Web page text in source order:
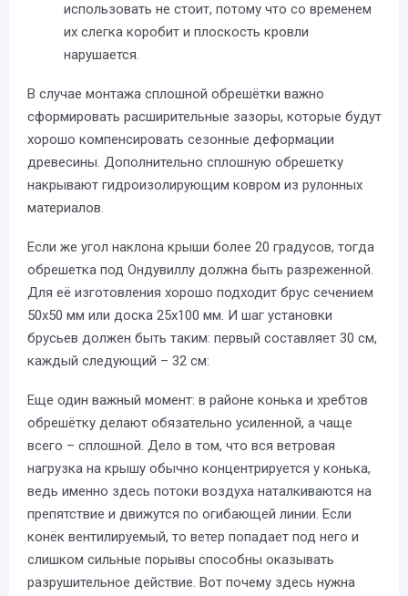
использовать не стоит, потому что со временем
их слегка коробит и плоскость кровли
нарушается.
В случае монтажа сплошной обрешётки важно
сформировать расширительные зазоры, которые будут
хорошо компенсировать сезонные деформации
древесины. Дополнительно сплошную обрешетку
накрывают гидроизолирующим ковром из рулонных
материалов.
Если же угол наклона крыши более 20 градусов, тогда
обрешетка под Ондувиллу должна быть разреженной.
Для её изготовления хорошо подходит брус сечением
50х50 мм или доска 25х100 мм. И шаг установки
брусьев должен быть таким: первый составляет 30 см,
каждый следующий – 32 см:
Еще один важный момент: в районе конька и хребтов
обрешётку делают обязательно усиленной, а чаще
всего – сплошной. Дело в том, что вся ветровая
нагрузка на крышу обычно концентрируется у конька,
ведь именно здесь потоки воздуха наталкиваются на
препятствие и движутся по огибающей линии. Если
конёк вентилируемый, то ветер попадает под него и
слишком сильные порывы способны оказывать
разрушительное действие. Вот почему здесь нужна